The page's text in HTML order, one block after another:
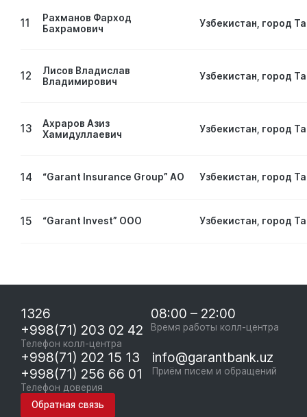
11
Рахманов Фарход
Бахрамович
Узбекистан, город
12
Лисов Владислав
Владимирович
Узбекистан, город
13
Ахраров Азиз
Хамидуллаевич
Узбекистан, город
14 “Garant Insurance Group” АО Узбекистан, город
15 “Garant Invest” ООО Узбекистан, город
1326
+998(71) 203 02 42
Телефон колл-центра
08:00 – 22:00
Время работы колл-центра
+998(71) 202 15 13
+998(71) 256 66 01
Телефон доверия
info@garantbank.uz
Приём писем и обращений
Обратная связь